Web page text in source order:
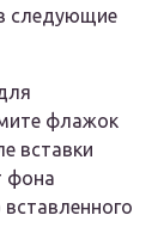
следующие
флажок
вставки
фона